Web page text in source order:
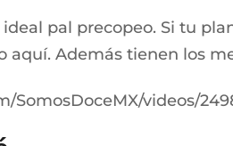
pal precopeo. Si tu
aquí. Además tienen los
SomosDoceMX/videos/